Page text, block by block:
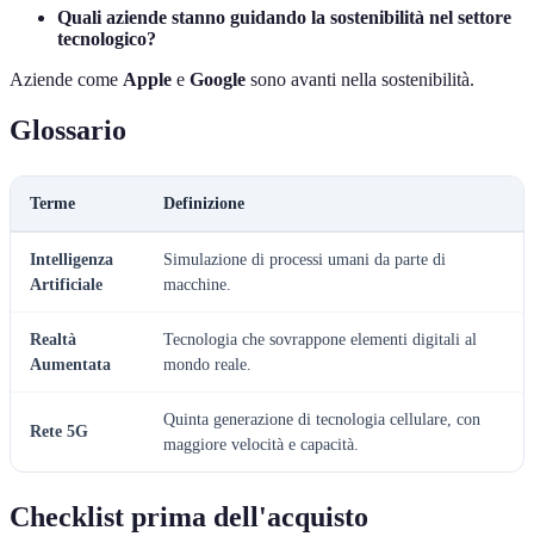
Quali aziende stanno guidando la sostenibilità nel settore
tecnologico?
Aziende come Apple e Google sono avanti nella sostenibilità.
Glossario
Terme Definizione
Intelligenza
Artificiale
Simulazione di processi umani da parte di
macchine.
Realtà
Aumentata
Tecnologia che sovrappone elementi digitali al
mondo reale.
Rete 5G
Quinta generazione di tecnologia cellulare, con
maggiore velocità e capacità.
Checklist prima dell'acquisto